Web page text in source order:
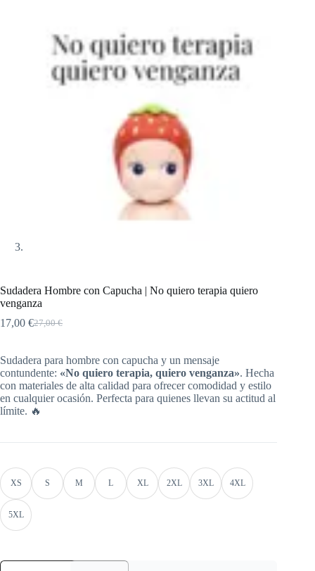
Sudadera Hombre con Capucha | No quiero terapia quiero
venganza
27,00€
17,00 €
Sudadera para hombre con capucha y un mensaje
contundente: «No quiero terapia, quiero venganza». Hecha
con materiales de alta calidad para ofrecer comodidad y estilo
en cualquier ocasión. Perfecta para quienes llevan su actitud al
límite. 🔥
XS S M L XL 2XL 3XL 4XL
5XL